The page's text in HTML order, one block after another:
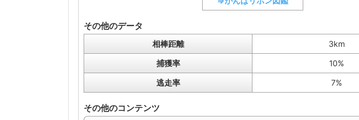
その他のデータ
相棒距離
3km
捕獲率
10%
逃走率
7%
その他のコンテンツ